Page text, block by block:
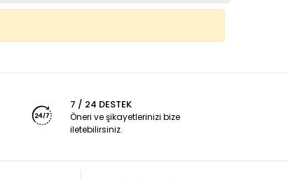
7 / 24 DESTEK
Öneri ve şikayetlerinizi bize
iletebilirsiniz.